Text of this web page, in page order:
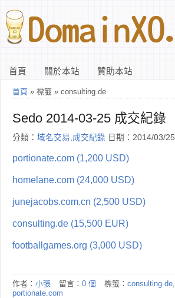
首頁 關於本站 贊助本站
首頁 » 標籤 » consulting.de
Sedo 2014-03-25 成交紀錄
分類： 域名交易,成交紀錄 日期：2014/03/25
portionate.com (1,200 USD)
homelane.com (24,000 USD)
junejacobs.com.cn (2,500 USD)
consulting.de (15,500 EUR)
footballgames.org (3,000 USD)
作者： 小張 留言： 0 個 標籤： consulting.de,
portionate.com